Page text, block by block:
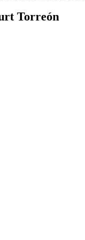
Torreón